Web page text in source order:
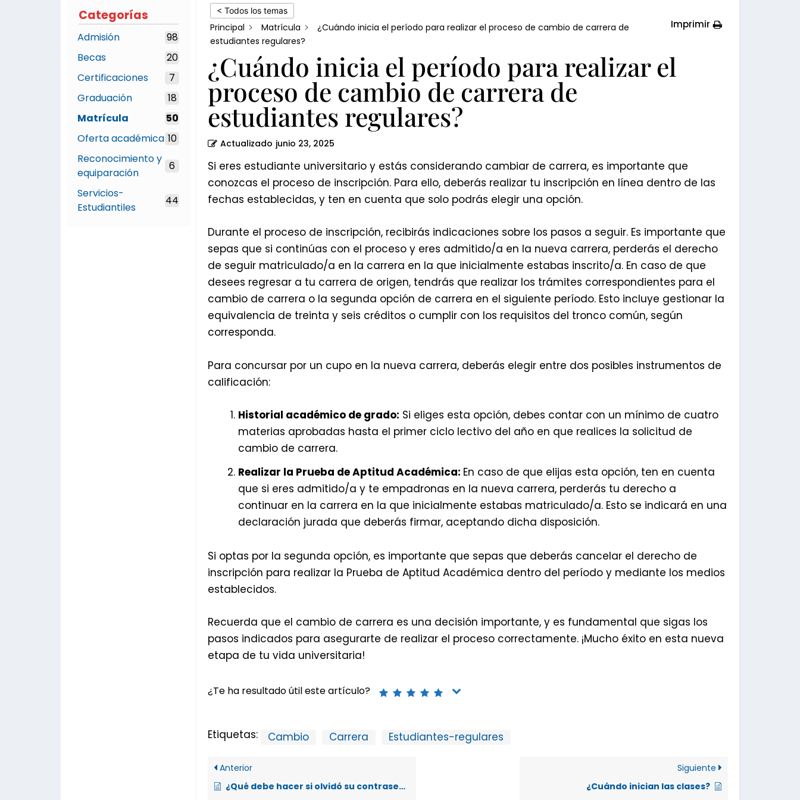
estudiantes
Categorías
Admisión
98
Becas
20
Certificaciones
7
Graduación
18
Matrícula
50
Oferta académica 10
Reconocimiento y
equiparación
6
Servicios-
Estudiantiles
44
< Todos los temas
Principal Matrícula
¿Cuándo inicia el período para realizar el proceso de cambio de carrera de
estudiantes regulares?
Imprimir
¿Cuándo inicia el período para realizar el
proceso de cambio de carrera de
estudiantes regulares?
Actualizado junio 23, 2025
Si eres estudiante universitario y estás considerando cambiar de carrera, es importante que
conozcas el proceso de inscripción. Para ello, deberás realizar tu inscripción en línea dentro de las
fechas establecidas, y ten en cuenta que solo podrás elegir una opción.
Durante el proceso de inscripción, recibirás indicaciones sobre los pasos a seguir. Es importante que
sepas que si continúas con el proceso y eres admitido/a en la nueva carrera, perderás el derecho
de seguir matriculado/a en la carrera en la que inicialmente estabas inscrito/a. En caso de que
desees regresar a tu carrera de origen, tendrás que realizar los trámites correspondientes para el
cambio de carrera o la segunda opción de carrera en el siguiente período. Esto incluye gestionar la
equivalencia de treinta y seis créditos o cumplir con los requisitos del tronco común, según
corresponda.
Para concursar por un cupo en la nueva carrera, deberás elegir entre dos posibles instrumentos de
calificación:
Historial académico de grado: Si eliges esta opción, debes contar con un mínimo de cuatro
materias aprobadas hasta el primer ciclo lectivo del año en que realices la solicitud de
cambio de carrera.
Realizar la Prueba de Aptitud Académica: En caso de que elijas esta opción, ten en cuenta
que si eres admitido/a y te empadronas en la nueva carrera, perderás tu derecho a
continuar en la carrera en la que inicialmente estabas matriculado/a. Esto se indicará en una
declaración jurada que deberás firmar, aceptando dicha disposición.
Si optas por la segunda opción, es importante que sepas que deberás cancelar el derecho de
inscripción para realizar la Prueba de Aptitud Académica dentro del período y mediante los medios
establecidos.
Recuerda que el cambio de carrera es una decisión importante, y es fundamental que sigas los
pasos indicados para asegurarte de realizar el proceso correctamente. ¡Mucho éxito en esta nueva
etapa de tu vida universitaria!
¿Te ha resultado útil este artículo?
Etiquetas: Cambio Carrera Estudiantes-regulares
Anterior
¿Qué debe hacer si olvidó su contraseña para el sistema de Matrícula o desea obtenerla por primera vez?
Siguiente
¿Cuándo inician las clases?